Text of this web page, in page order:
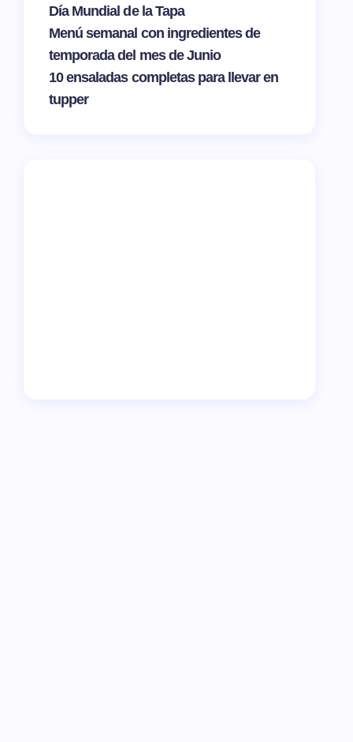
Día Mundial de la Tapa
Menú semanal con ingredientes de
temporada del mes de Junio
10 ensaladas completas para llevar en
tupper